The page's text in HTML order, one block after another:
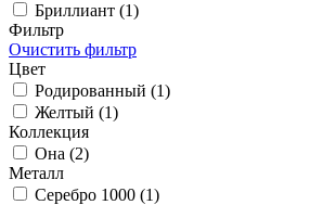
Бриллиант (1)
Фильтр
Очистить фильтр
Цвет
Родированный (1)
Желтый (1)
Коллекция
Она (2)
Металл
Серебро 1000 (1)